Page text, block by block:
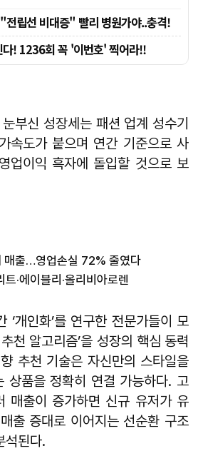
부신 성장세는 패션 업계 성수기
속도가 붙으며 연간 기준으로 사
업이익 흑자에 돌입할 것으로 보
매출…영업손실 72% 줄였다
·에이블리·올리비아로렌
‘개인화’를 연구한 전문가들이 모
천 알고리즘’을 성장의 핵심 동력
추천 기술은 자신만의 스타일을
상품을 정확히 연결 가능하다. 고
매출이 증가하면 신규 유저가 유
출 증대로 이어지는 선순환 구조
석된다.